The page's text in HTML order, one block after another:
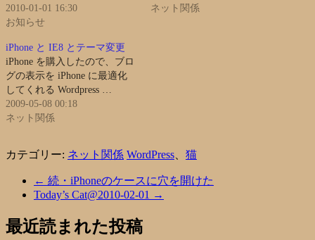
2010-01-01 16:30
お知らせ
ネット関係
iPhone と IE8 とテーマ変更
iPhone を購入したので、ブロ
グの表示を iPhone に最適化
してくれる Wordpress …
2009-05-08 00:18
ネット関係
カテゴリー: ネット関係 WordPress 猫
← 続・iPhoneのケースに穴を開けた
Today’s Cat@2010-02-01 →
最近読まれた投稿